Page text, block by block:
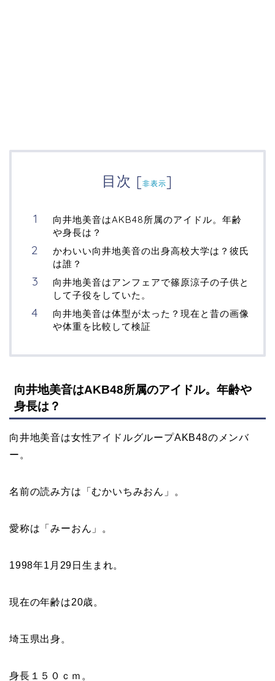
目次 [非表示]
向井地美音はAKB48所属のアイドル。年齢
や身長は？
かわいい向井地美音の出身高校大学は？彼氏
は誰？
向井地美音はアンフェアで篠原涼子の子供と
して子役をしていた。
向井地美音は体型が太った？現在と昔の画像
や体重を比較して検証
向井地美音はAKB48所属のアイドル。年齢や
身長は？
向井地美音は女性アイドルグループAKB48のメンバ
ー。
名前の読み方は「むかいちみおん」。
愛称は「みーおん」。
1998年1月29日生まれ。
現在の年齢は20歳。
埼玉県出身。
身長１５０ｃｍ。